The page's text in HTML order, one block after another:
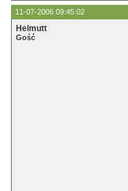
11-07-2006 09:45:02
Helmutt
Gość